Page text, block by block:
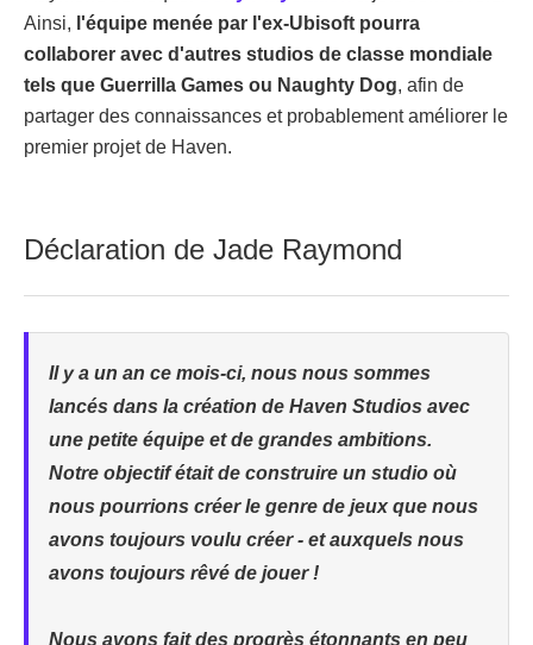
Ainsi, l'équipe menée par l'ex-Ubisoft pourra
collaborer avec d'autres studios de classe mondiale
tels que Guerrilla Games ou Naughty Dog, afin de
partager des connaissances et probablement améliorer le
premier projet de Haven.
Déclaration de Jade Raymond
Il y a un an ce mois-ci, nous nous sommes
lancés dans la création de Haven Studios avec
une petite équipe et de grandes ambitions.
Notre objectif était de construire un studio où
nous pourrions créer le genre de jeux que nous
avons toujours voulu créer - et auxquels nous
avons toujours rêvé de jouer !
Nous avons fait des progrès étonnants en peu